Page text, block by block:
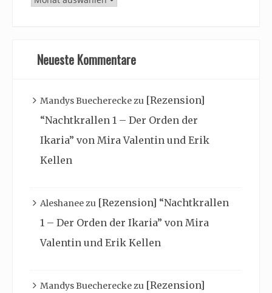
Archiv
Neueste Kommentare
Mandys Buechereckezu [Rezension]
“Nachtkrallen 1 – Der Orden der
Ikaria” von Mira Valentin und Erik
Kellen
Aleshaneezu [Rezension] “Nachtkrallen
1 – Der Orden der Ikaria” von Mira
Valentin und Erik Kellen
Mandys Buechereckezu [Rezension]